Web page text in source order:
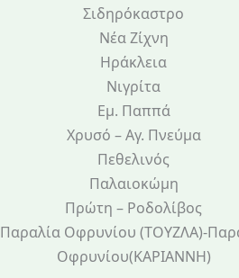
Σιδηρόκαστρο
Νέα Ζίχνη
Ηράκλεια
Νιγρίτα
Εμ. Παππά
Χρυσό – Αγ. Πνεύμα
Πεθελινός
Παλαιοκώμη
Πρώτη – Ροδολίβος
Παραλία Οφρυνίου (ΤΟΥΖΛΑ)-
Οφρυνίου(ΚΑΡΙΑΝΝΗ)